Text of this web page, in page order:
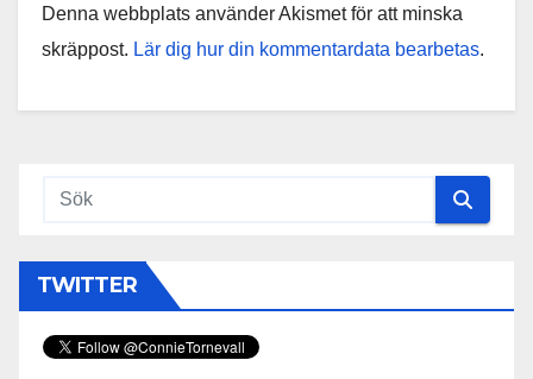
Denna webbplats använder Akismet för att minska
skräppost. Lär dig hur din kommentardata bearbetas.
TWITTER